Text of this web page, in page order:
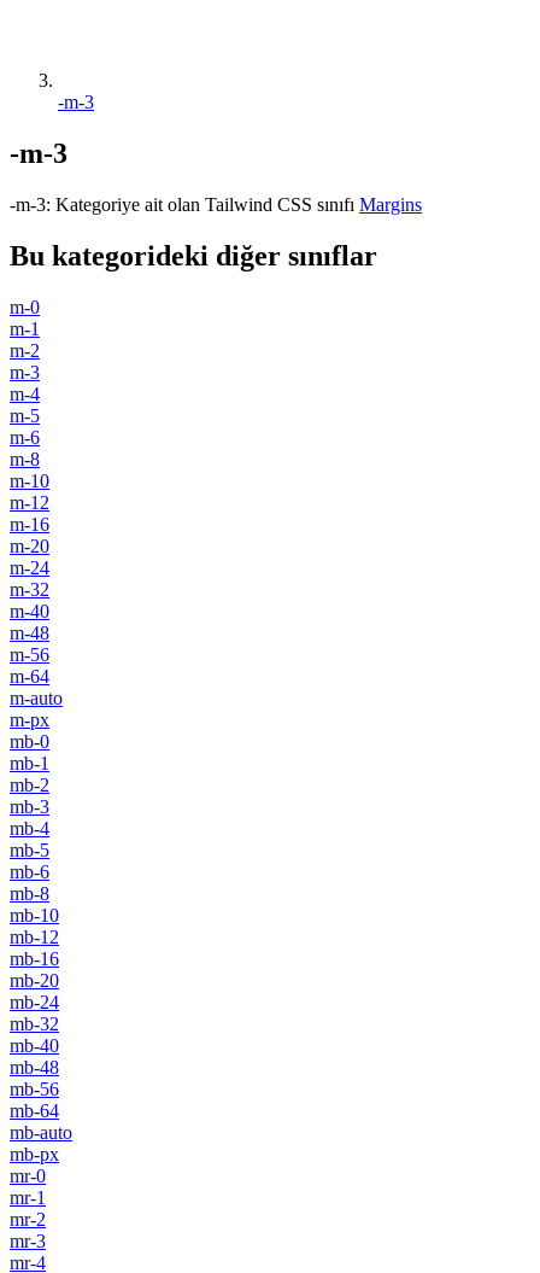
-m-3
-m-3
-m-3: Kategoriye ait olan Tailwind CSS sınıfı Margins
Bu kategorideki diğer sınıflar
m-0
m-1
m-2
m-3
m-4
m-5
m-6
m-8
m-10
m-12
m-16
m-20
m-24
m-32
m-40
m-48
m-56
m-64
m-auto
m-px
mb-0
mb-1
mb-2
mb-3
mb-4
mb-5
mb-6
mb-8
mb-10
mb-12
mb-16
mb-20
mb-24
mb-32
mb-40
mb-48
mb-56
mb-64
mb-auto
mb-px
mr-0
mr-1
mr-2
mr-3
mr-4